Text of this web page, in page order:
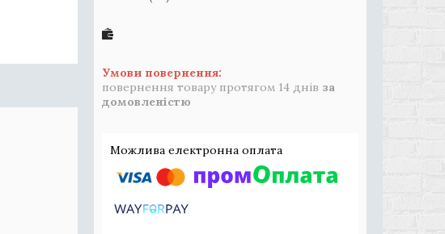
повернення товару протягом 14 днів за
домовленістю